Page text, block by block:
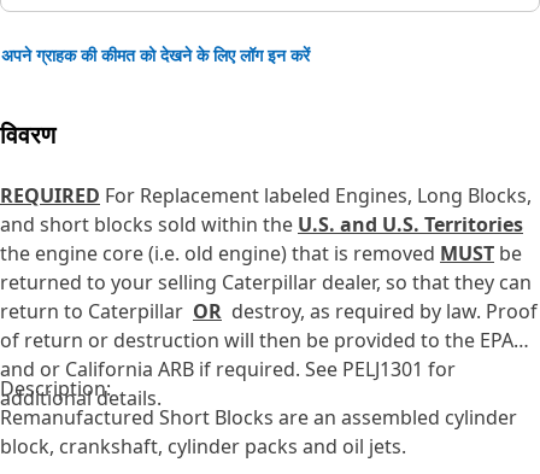
अपने ग्राहक की कीमत को देखने के लिए लॉग इन करें
विवरण
REQUIRED For Replacement labeled Engines, Long Blocks,
and short blocks sold within the U.S. and U.S. Territories
the engine core (i.e. old engine) that is removed MUST be
returned to your selling Caterpillar dealer, so that they can
return to Caterpillar OR destroy, as required by law. Proof
of return or destruction will then be provided to the EPA
and or California ARB if required. See PELJ1301 for
additional details.
Description:
Remanufactured Short Blocks are an assembled cylinder
block, crankshaft, cylinder packs and oil jets.